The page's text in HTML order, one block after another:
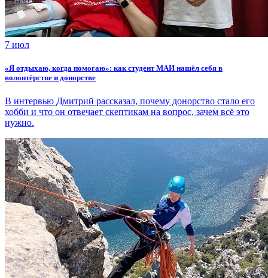
7 июл
«Я отдыхаю, когда помогаю»: как студент МАИ нашёл себя в
волонтёрстве и донорстве
В интервью Дмитрий рассказал, почему донорство стало его
хобби и что он отвечает скептикам на вопрос, зачем всё это
нужно.